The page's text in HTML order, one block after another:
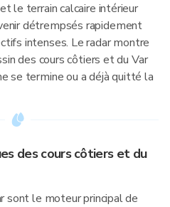
le terrain calcaire intérieur
détrempsés rapidement
intenses. Le radar montre
des cours côtiers et du Var
se termine ou a déjà quitté la
des cours côtiers et du
sont le moteur principal de